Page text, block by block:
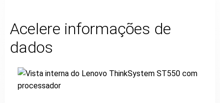
Acelere informações de
dados